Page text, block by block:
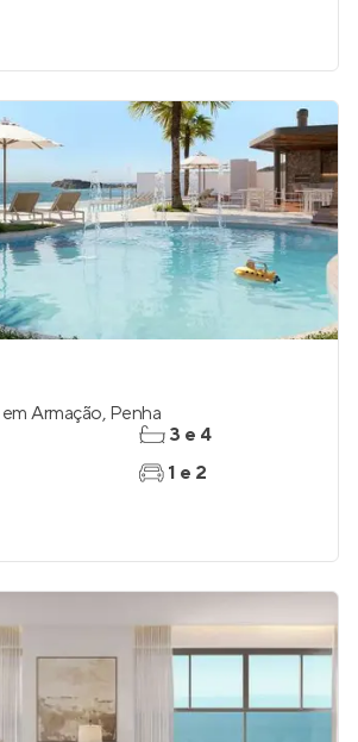
em Armação, Penha
3 e 4
1 e 2